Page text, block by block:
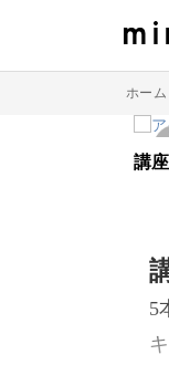
ホーム
講
5